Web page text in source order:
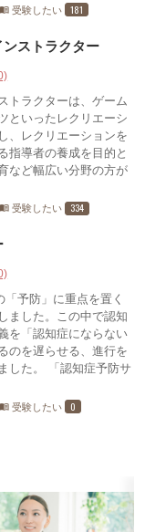
menu_book 受験したい 181
ストラクター
トラクターは、ゲーム
といったレクリエーシ
、レクリエーションを
指導者の養成を目的と
など幅広い分野の方が
menu_book 受験したい 334
予防」に重点を置く
ました。この中で認知
を「認知症にならない
のを遅らせる、進行を
した。 「認知症予防サ
menu_book 受験したい 0